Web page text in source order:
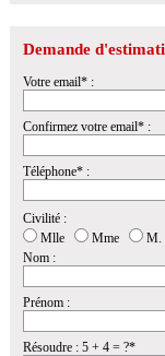
Demande
Votre email* :
Confirmez votre email* :
Téléphone* :
Civilité :
Mlle
Mme
M.
Nom :
Prénom :
Résoudre : 5 + 4 = ?*